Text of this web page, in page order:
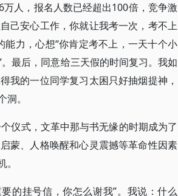
人，报名人数已经超出100倍，竞争激
己安心工作，你就让我考一次，考不上
力，心想“你肯定考不上，一天十个小
最后，同意给三天假的时间复习。我如
我的一位同学复习太困只好抽烟提神，
。
仪式，文革中那与书无缘的时期成为了
蒙、人格唤醒和心灵震撼等革命性因素
的挂号信，你怎么谢我”。我说：什么